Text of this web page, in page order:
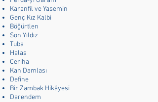
Karanfil ve Yasemin
Genç Kız Kalbi
Böğürtlen
Son Yıldız
Tuba
Halas
Ceriha
Kan Damlası
Define
Bir Zambak Hikâyesi
Darendem